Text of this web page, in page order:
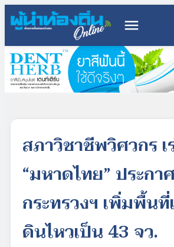
menu
สภาวิชาชีพวิศวกร เ
“มหาดไทย” ประกา
กระทรวงฯ เพิ่มพื้น
ดินไหวเป็น 43 จว.